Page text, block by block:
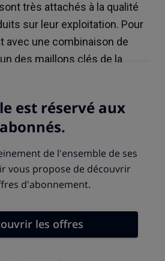
très attachés à la qualité
sur leur exploitation. Pour
avec une combinaison de
des maillons clés de la